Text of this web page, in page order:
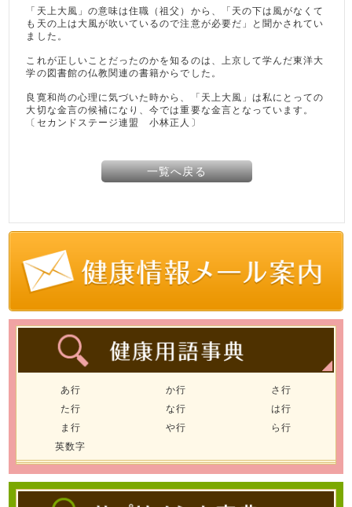
「天上大風」の意味は住職（祖父）から、「天の下は風がなくて
も天の上は大風が吹いているので注意が必要だ」と聞かされてい
ました。
これが正しいことだったのかを知るのは、上京して学んだ東洋大
学の図書館の仏教関連の書籍からでした。
良寛和尚の心理に気づいた時から、「天上大風」は私にとっての
大切な金言の候補になり、今では重要な金言となっています。
〔セカンドステージ連盟 小林正人〕
一覧へ戻る
あ行 か行
さ行
た行
な行
は行
ま行
や行
ら行
英数字